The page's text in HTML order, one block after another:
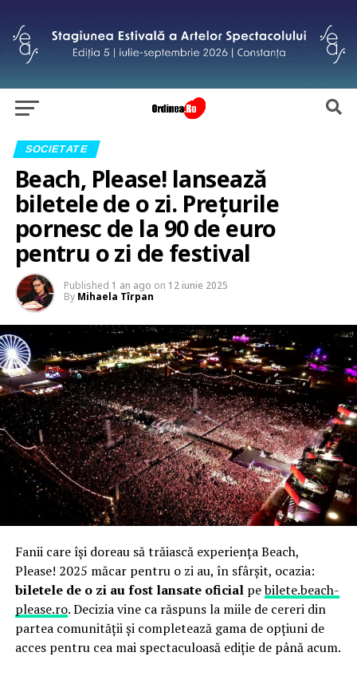
SOCIETATE
Beach, Please! lansează
biletele de o zi. Prețurile
pornesc de la 90 de euro
pentru o zi de festival
Published 1 an ago on 12 iunie 2025
By Mihaela Tîrpan
Fanii care își doreau să trăiască experiența Beach,
Please! 2025 măcar pentru o zi au, în sfârșit, ocazia:
biletele de o zi au fost lansate oficialpebilete.beach-
please.ro. Decizia vine ca răspuns la miile de cereri din
partea comunității și completează gama de opțiuni de
acces pentru cea mai spectaculoasă ediție de până acum.